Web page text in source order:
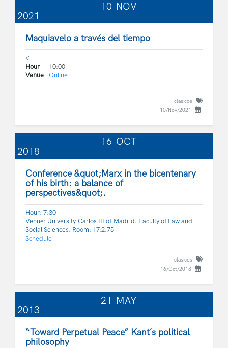
10 NOV
2021
Maquiavelo a través del tiempo
<
Hour
10:00
Venue
Online
clasicos
10/Nov/2021
16 OCT
2018
Conference &quot;Marx in the bicentenary
of his birth: a balance of
perspectives&quot;.
Hour: 7:30
Venue: University Carlos III of Madrid. Faculty of Law and
Social Sciences. Room: 17.2.75
Schedule
clasicos
16/Oct/2018
21
MAY
2013
“Toward Perpetual Peace” Kant´s political
philosophy